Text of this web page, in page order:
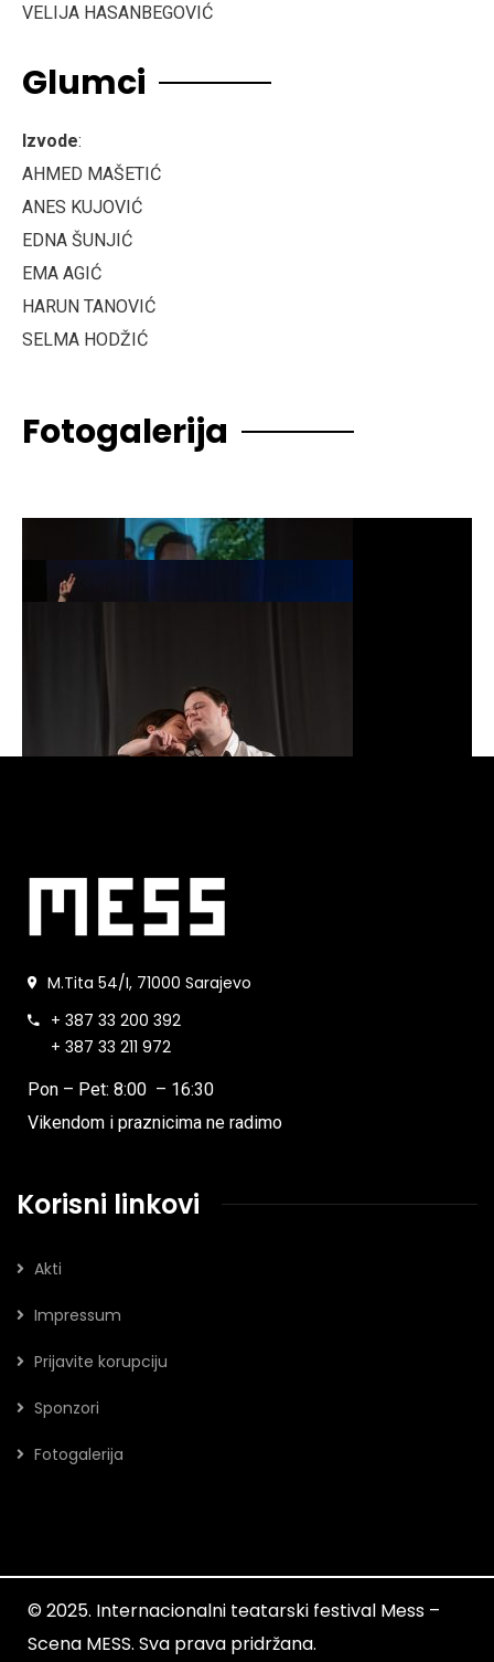
VELIJA HASANBEGOVIĆ
Glumci
Izvode:
AHMED MAŠETIĆ
ANES KUJOVIĆ
EDNA ŠUNJIĆ
EMA AGIĆ
HARUN TANOVIĆ
SELMA HODŽIĆ
Fotogalerija
M.Tita 54/I, 71000 Sarajevo
+ 387 33 200 392
+ 387 33 211 972
Pon – Pet: 8:00 – 16:30
Vikendom i praznicima ne radimo
Korisni linkovi
Akti
Impressum
Prijavite korupciju
Sponzori
Fotogalerija
© 2025. Internacionalni teatarski festival Mess –
Scena MESS. Sva prava pridržana.